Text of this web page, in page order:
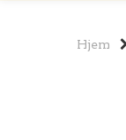
Hjem